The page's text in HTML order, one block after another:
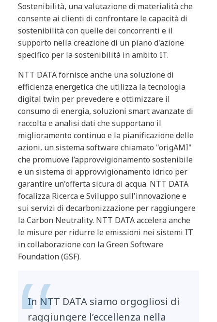
Sostenibilità, una valutazione di materialità che
consente ai clienti di confrontare le capacità di
sostenibilità con quelle dei concorrenti e il
supporto nella creazione di un piano d'azione
specifico per la sostenibilità in ambito IT.
NTT DATA fornisce anche una soluzione di
efficienza energetica che utilizza la tecnologia
digital twin per prevedere e ottimizzare il
consumo di energia, soluzioni smart avanzate di
raccolta e analisi dati che supportano il
miglioramento continuo e la pianificazione delle
azioni, un sistema software chiamato "origAMI"
che promuove l’approvvigionamento sostenibile
e un sistema di approvvigionamento idrico per
garantire un'offerta sicura di acqua. NTT DATA
focalizza Ricerca e Sviluppo sull'innovazione e
sui servizi di decarbonizzazione per raggiungere
la Carbon Neutrality. NTT DATA accelera anche
le misure per ridurre le emissioni nei sistemi IT
in collaborazione con la Green Software
Foundation (GSF).
In NTT DATA siamo orgogliosi di
raggiungere l’eccellenza nella